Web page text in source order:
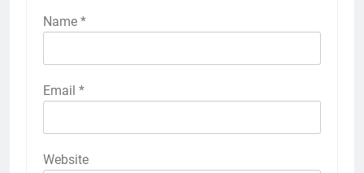
Name *
Email *
Website